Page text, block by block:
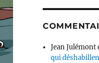
Jean Julémont
qui